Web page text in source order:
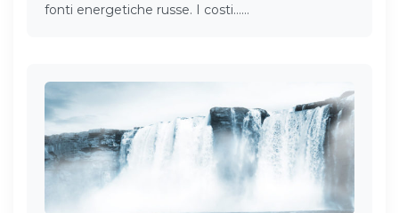
fonti energetiche russe. I costi……